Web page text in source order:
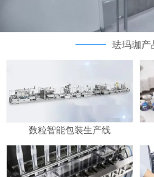
珐玛珈产
数粒智能包装生产线